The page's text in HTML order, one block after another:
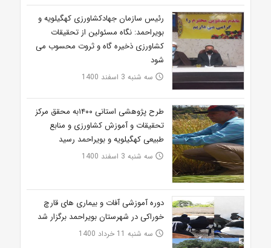
رئیس سازمان جهادکشاورزی کهگیلویه و
بویراحمد: نگاه مسئولین از تحقیقات
کشاورزی ذخیره گاه و ثروت محسوب می
شود
access_time سه شنبه 3 اسفند 1400
طرح پژوهشی استانی ۱۴۰۰به محقق مرکز
تحقیقات و آموزش کشاورزی و منابع
طبیعی کهگیلویه و بویراحمد رسید
access_time سه شنبه 3 اسفند 1400
دوره آموزشی آفات و بیماری های قارچ
خوراکی در شهرستان بویراحمد برگزار شد
access_time سه شنبه 11 خرداد 1400